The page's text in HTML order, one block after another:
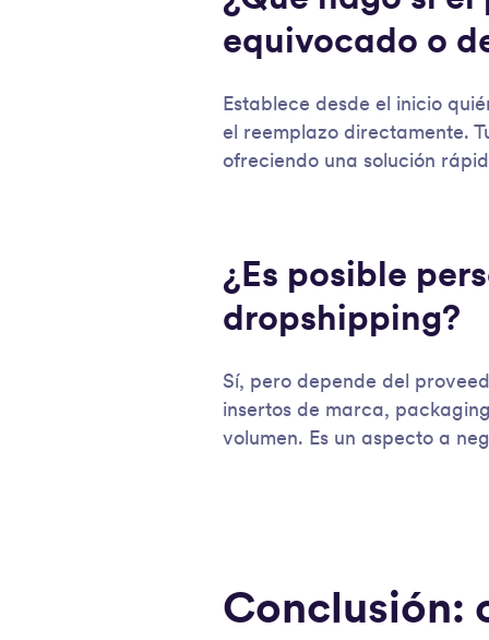
equivocado o
Establece desde el inicio
el reemplazo directamente.
ofreciendo una solución
¿Es posible
dropshipping?
Sí, pero depende del
insertos de marca,
volumen. Es un aspecto a
Conclusión: